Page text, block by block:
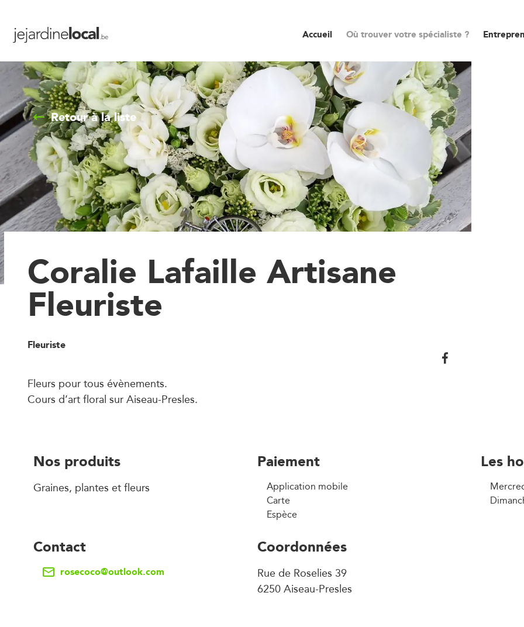
Accueil Où trouver votre spécialiste ?
Retour à la liste
Coralie Lafaille Artisane
Fleuriste
Fleuriste
Fleurs pour tous évènements.
Cours d’art floral sur Aiseau-Presles.
Nos produits
Graines, plantes et fleurs
Paiement
Application mobile
Carte
Espèce
Les
Contact
rosecoco@outlook.com
Coordonnées
Rue de Roselies 39
6250 Aiseau-Presles